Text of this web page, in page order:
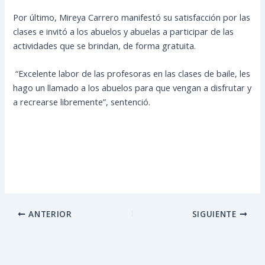
Por último, Mireya Carrero manifestó su satisfacción por las
clases e invitó a los abuelos y abuelas a participar de las
actividades que se brindan, de forma gratuita.
“Excelente labor de las profesoras en las clases de baile, les
hago un llamado a los abuelos para que vengan a disfrutar y
a recrearse libremente”, sentenció.
ANTERIOR SIGUIENTE